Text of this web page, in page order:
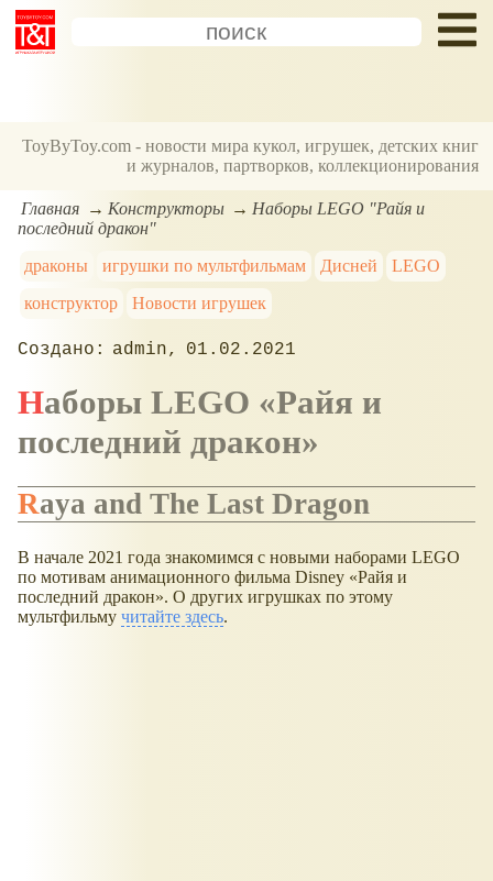
ToyByToy.com - новости мира кукол, игрушек, детских книг
и журналов, партворков, коллекционирования
Главная Конструкторы
Наборы LEGO "Райя и
последний дракон"
драконы
игрушки по мультфильмам Дисней
LEGO
конструктор
Новости игрушек
admin 01.02.2021
Наборы LEGO
Райя и
последний дракон
Raya and The Last Dragon
В начале 2021 года знакомимся с новыми наборами LEGO
по мотивам анимационного фильма Disney
Райя и
последний дракон . О других игрушках по этому
мультфильму читайте здесь.